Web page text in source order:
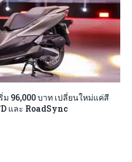
96,000 บาท เปลี่ยนใหม่แค่สี
และ RoadSync